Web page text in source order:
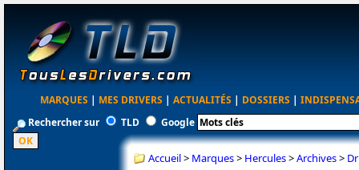
MARQUES | MES DRIVERS | ACTUALITÉS | DOSSIERS |
Rechercher sur
TLD Google
Accueil> Marques> Hercules>Archives>